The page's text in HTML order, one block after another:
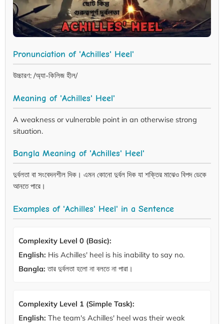
Pronunciation of 'Achilles' Heel'
উচ্চারণ: /অ্যা-কিলিজ হীল/
Meaning of 'Achilles' Heel'
A weakness or vulnerable point in an otherwise strong
situation.
Bangla Meaning of 'Achilles' Heel'
দুর্বলতা বা সংবেদনশীল দিক। এমন কোনো দুর্বল দিক যা শক্তির মাঝেও বিপদ ডেকে
আনতে পারে।
Examples of 'Achilles' Heel' in a Sentence
Complexity Level 0 (Basic):
English: His Achilles' heel is his inability to say no.
Bangla: তার দুর্বলতা হলো না বলতে না পারা।
Complexity Level 1 (Simple Task):
English: The team's Achilles' heel was their weak